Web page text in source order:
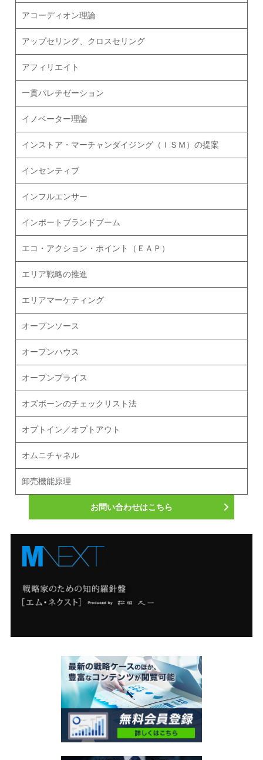
アコーディオン理論
アップセリング、クロスセリング
アフィリエイト
一貫パレチゼーション
イノベーター理論
インストア・マーチャンダイジング（ＩＳＭ）の提案
インセンティブ
インフルエンサー
インポートブランドブーム
エコ・アクション・ポイント（ＥＡＰ）
エリア戦略の推進
エリアマーケティング
オープンソース
オープンハウス
オープンプライス
オズボーンのチェックリスト法
オプトイン／オプトアウト
オムニチャネル
卸売機能原理
お問い合わせはこちら